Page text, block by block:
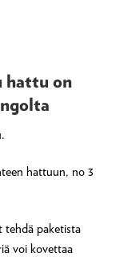
hattu on
hattuun, no 3
tehdä paketista
voi kovettaa